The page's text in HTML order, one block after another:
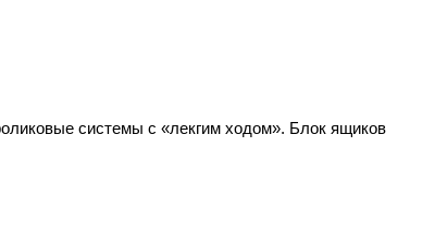
системы с «лекгим ходом». Блок ящиков